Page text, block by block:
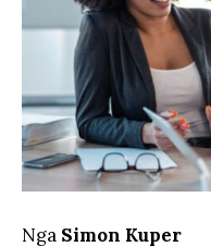
Nga Simon Kuper